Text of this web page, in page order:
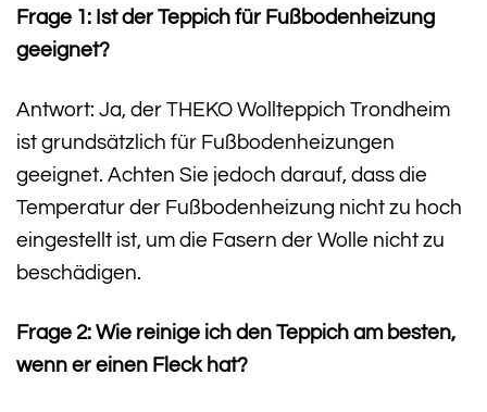
Frage 1: Ist der Teppich für Fußbodenheizung
geeignet?
Antwort: Ja, der THEKO Wollteppich Trondheim
ist grundsätzlich für Fußbodenheizungen
geeignet. Achten Sie jedoch darauf, dass die
Temperatur der Fußbodenheizung nicht zu hoch
eingestellt ist, um die Fasern der Wolle nicht zu
beschädigen.
Frage 2: Wie reinige ich den Teppich am besten,
wenn er einen Fleck hat?